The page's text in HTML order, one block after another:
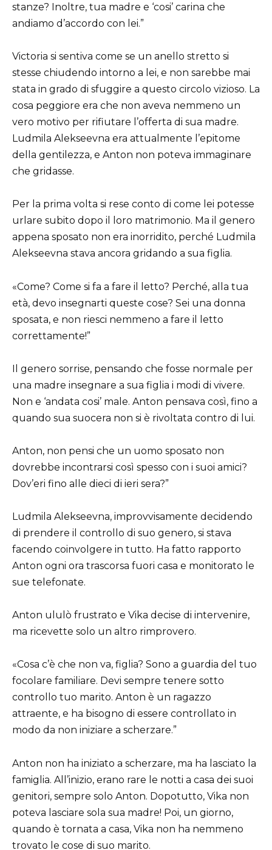
stanze? Inoltre, tua madre e ‘cosi’ carina che
andiamo d’accordo con lei.”
Victoria si sentiva come se un anello stretto si
stesse chiudendo intorno a lei, e non sarebbe mai
stata in grado di sfuggire a questo circolo vizioso. La
cosa peggiore era che non aveva nemmeno un
vero motivo per rifiutare l’offerta di sua madre.
Ludmila Alekseevna era attualmente l’epitome
della gentilezza, e Anton non poteva immaginare
che gridasse.
Per la prima volta si rese conto di come lei potesse
urlare subito dopo il loro matrimonio. Ma il genero
appena sposato non era inorridito, perché Ludmila
Alekseevna stava ancora gridando a sua figlia.
«Come? Come si fa a fare il letto? Perché, alla tua
età, devo insegnarti queste cose? Sei una donna
sposata, e non riesci nemmeno a fare il letto
correttamente!”
Il genero sorrise, pensando che fosse normale per
una madre insegnare a sua figlia i modi di vivere.
Non e ‘andata cosi’ male. Anton pensava così, fino a
quando sua suocera non si è rivoltata contro di lui.
Anton, non pensi che un uomo sposato non
dovrebbe incontrarsi così spesso con i suoi amici?
Dov’eri fino alle dieci di ieri sera?”
Ludmila Alekseevna, improvvisamente decidendo
di prendere il controllo di suo genero, si stava
facendo coinvolgere in tutto. Ha fatto rapporto
Anton ogni ora trascorsa fuori casa e monitorato le
sue telefonate.
Anton ululò frustrato e Vika decise di intervenire,
ma ricevette solo un altro rimprovero.
«Cosa c’è che non va, figlia? Sono a guardia del tuo
focolare familiare. Devi sempre tenere sotto
controllo tuo marito. Anton è un ragazzo
attraente, e ha bisogno di essere controllato in
modo da non iniziare a scherzare.”
Anton non ha iniziato a scherzare, ma ha lasciato la
famiglia. All’inizio, erano rare le notti a casa dei suoi
genitori, sempre solo Anton. Dopotutto, Vika non
poteva lasciare sola sua madre! Poi, un giorno,
quando è tornata a casa, Vika non ha nemmeno
trovato le cose di suo marito.